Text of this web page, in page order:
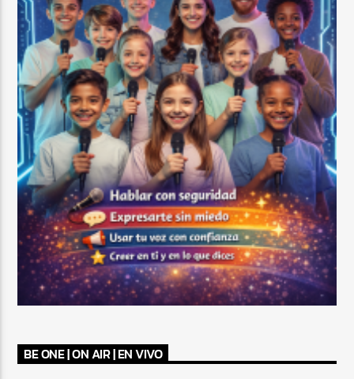
BE ONE | ON AIR | EN VIVO